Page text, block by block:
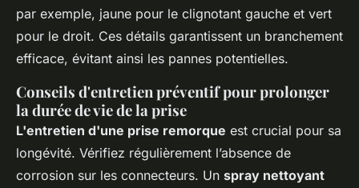
par exemple, jaune pour le clignotant gauche et vert
pour le droit. Ces détails garantissent un branchement
efficace, évitant ainsi les pannes potentielles.
Conseils d'entretien préventif pour prolonger
la durée de vie de la prise
L'entretien d'une prise remorque est crucial pour sa
longévité. Vérifiez régulièrement l’absence de
corrosion sur les connecteurs. Un spray nettoyant